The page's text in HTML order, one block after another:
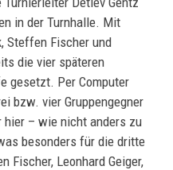
in der Turnhalle. Mit
Steffen Fischer und
die vier späteren
gesetzt. Per Computer
bzw. vier Gruppengegner
hier – wie nicht anders zu
besonders für die dritte
Fischer, Leonhard Geiger,